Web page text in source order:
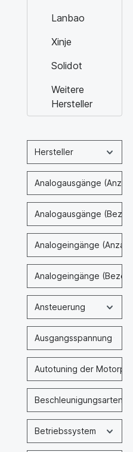
Lanbao
Xinje
Solidot
Weitere
Hersteller
Hersteller
Analogausgänge (Anzahl)
Analogausgänge
Analogeingänge (Anzahl)
Analogeingänge
Ansteuerung
Ausgangsspannung
Autotuning der
Beschleunigungsarten
Betriebssystem